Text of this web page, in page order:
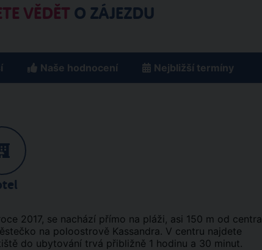
VĚDĚT O ZÁJEZDU
Naše hodnocení Nejbližší termíny
2017, se nachází přímo na pláži, asi 150 m od centra
na poloostrově Kassandra. V centru najdete
do ubytování trvá přibližně 1 hodinu a 30 minut.